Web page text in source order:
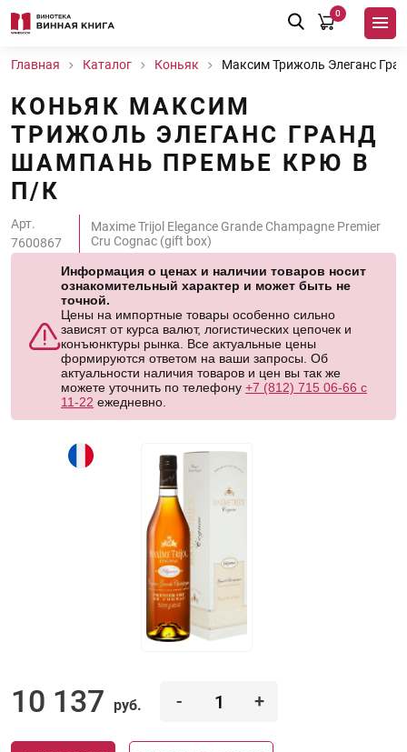
0
Главная Каталог Коньяк Максим Трижоль Элеганс
КОНЬЯК МАКСИМ
ТРИЖОЛЬ ЭЛЕГАНС ГРАНД
ШАМПАНЬ ПРЕМЬЕ КРЮ В
П/К
Арт.
7600867
Maxime Trijol Elegance Grande Champagne Premier
Cru Cognac (gift box)
Информация о ценах и наличии товаров носит
ознакомительный характер и может быть не
точной.
Цены на импортные товары особенно сильно
зависят от курса валют, логистических цепочек и
конъюнктуры рынка. Все актуальные цены
формируются ответом на ваши запросы. Об
актуальности наличия товаров и цен вы так же
можете уточнить по телефону +7 (812) 715 06-66 с
11-22 ежедневно.
10 137 руб. - +